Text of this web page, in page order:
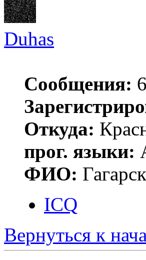
Duhas
Сообщения:
Откуда:
прог. языки:
ФИО:
ICQ
Вернуться к